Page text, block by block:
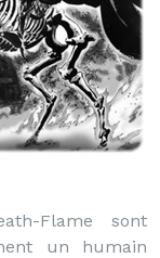
Flame sont
un humain